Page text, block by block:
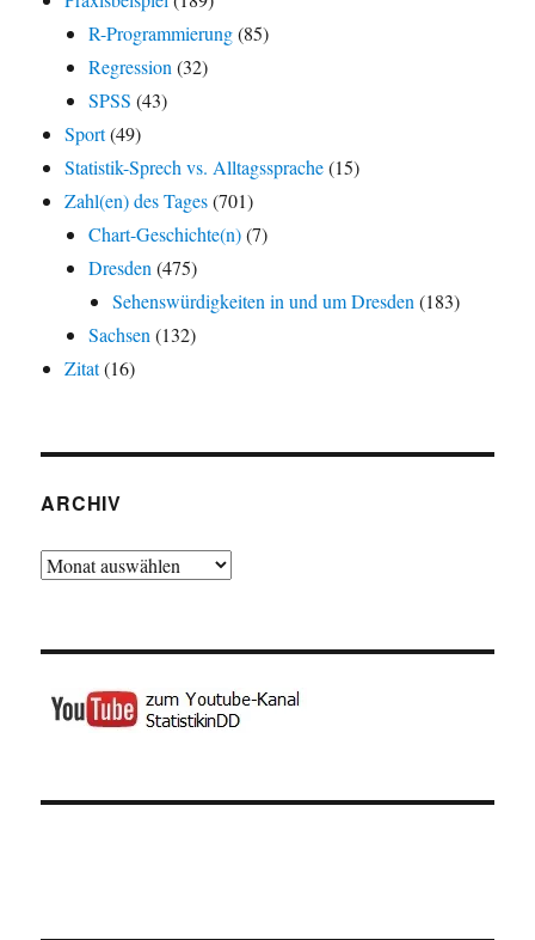
R-Programmierung(85)
Regression (32)
SPSS (43)
Sport(49)
Statistik-Sprech vs. Alltagssprache(15)
Zahl(en) des Tages(701)
Chart-Geschichte(n)(7)
Dresden (475)
Sehenswürdigkeiten in und um Dresden (183)
Sachsen (132)
Zitat(16)
ARCHIV
Archiv